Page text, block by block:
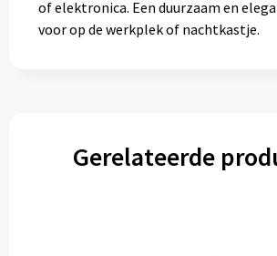
of elektronica. Een duurzaam en
voor op de werkplek of nachtkastje.
Gerelateerde